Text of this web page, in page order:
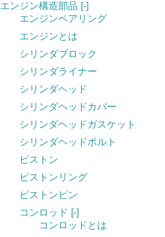
エンジン構造部品 [-]
エンジンベアリング
エンジンとは
シリンダブロック
シリンダライナー
シリンダヘッド
シリンダヘッドカバー
シリンダヘッドガスケット
シリンダヘッドボルト
ピストン
ピストンリング
ピストンピン
コンロッド [-]
コンロッドとは